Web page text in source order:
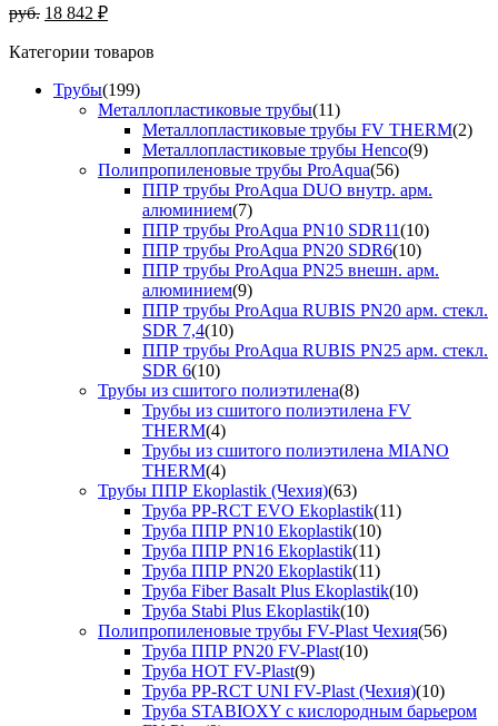
руб. 18 842 ₽
Категории товаров
Трубы(199)
Металлопластиковые трубы(11)
Металлопластиковые трубы FV THERM(2)
Металлопластиковые трубы Henco(9)
Полипропиленовые трубы ProAqua(56)
ППР трубы ProAqua DUO внутр. арм.
алюминием(7)
ППР трубы ProAqua PN10 SDR11(10)
ППР трубы ProAqua PN20 SDR6(10)
ППР трубы ProAqua PN25 внешн. арм.
алюминием(9)
ППР трубы ProAqua RUBIS PN20 арм. стекл.
SDR 7,4(10)
ППР трубы ProAqua RUBIS PN25 арм. стекл.
SDR 6(10)
Трубы из сшитого полиэтилена(8)
Трубы из сшитого полиэтилена FV
THERM(4)
Трубы из сшитого полиэтилена MIANO
THERM(4)
Трубы ППР Ekoplastik (Чехия)(63)
Труба PP-RCT EVO Ekoplastik(11)
Труба ППР PN10 Ekoplastik(10)
Труба ППР PN16 Ekoplastik(11)
Труба ППР PN20 Ekoplastik(11)
Труба Fiber Basalt Plus Ekoplastik(10)
Труба Stabi Plus Ekoplastik(10)
Полипропиленовые трубы FV-Plast Чехия(56)
Труба ППР PN20 FV-Plast(10)
Труба HOT FV-Plast(9)
Труба PP-RCT UNI FV-Plast (Чехия)(10)
Труба STABIOXY с кислородным барьером